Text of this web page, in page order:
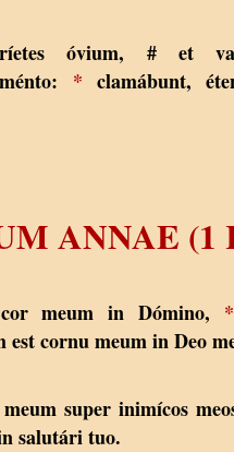
óvium, # et
* clamábunt,
ANNAE (1
meum in Dómino, *
est cornu meum in Deo
super inimícos
salutári tuo.